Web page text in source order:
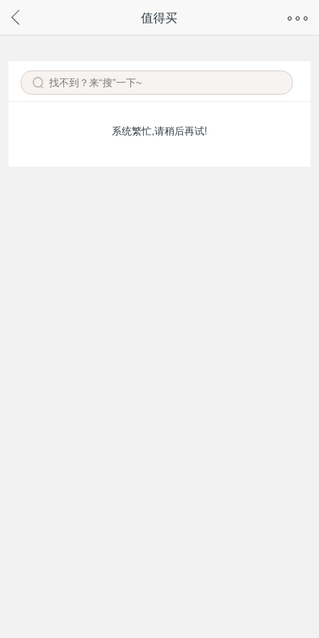
请通过微信或支付宝搜“奇兔客小程序”访问
值得买
系统繁忙,请稍后再试!